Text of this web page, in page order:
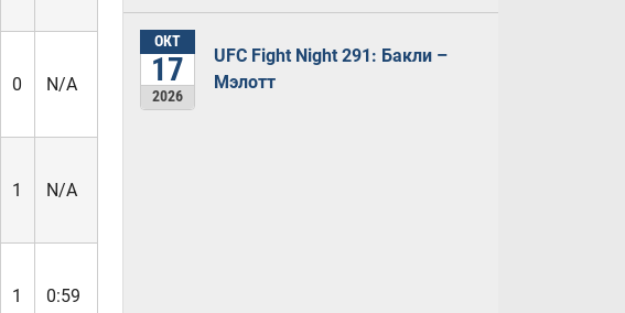
0
N/A
1
N/A
1
0:59
ОКТ
17
2026
UFC Fight Night 291: Бакли –
Мэлотт